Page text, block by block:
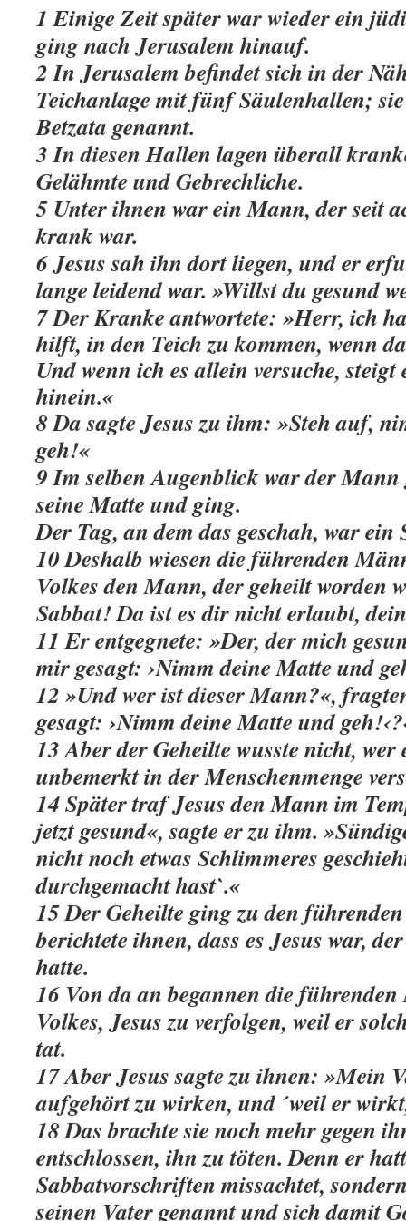
1 Einige Zeit später war wieder ein
ging nach Jerusalem hinauf.
2 In Jerusalem befindet sich in der
Teichanlage mit fünf Säulenhallen;
Betzata genannt.
3 In diesen Hallen lagen überall
Gelähmte und Gebrechliche.
5 Unter ihnen war ein Mann, der seit
krank war.
6 Jesus sah ihn dort liegen, und er
lange leidend war. »Willst du gesund
7 Der Kranke antwortete: »Herr, ich
hilft, in den Teich zu kommen, wenn
Und wenn ich es allein versuche, steigt
hinein.«
8 Da sagte Jesus zu ihm: »Steh auf,
geh!«
9 Im selben Augenblick war der
seine Matte und ging.
Der Tag, an dem das geschah, war ein
10 Deshalb wiesen die führenden
Volkes den Mann, der geheilt worden
Sabbat! Da ist es dir nicht erlaubt,
11 Er entgegnete: »Der, der mich
mir gesagt: ›Nimm deine Matte und
12 »Und wer ist dieser Mann?«,
gesagt: ›Nimm deine Matte und
13 Aber der Geheilte wusste nicht, wer
unbemerkt in der Menschenmenge
14 Später traf Jesus den Mann im
jetzt gesund«, sagte er zu ihm.
nicht noch etwas Schlimmeres
durchgemacht hast`.«
15 Der Geheilte ging zu den
berichtete ihnen, dass es Jesus war,
hatte.
16 Von da an begannen die
Volkes, Jesus zu verfolgen, weil er
tat.
17 Aber Jesus sagte zu ihnen: »Mein
aufgehört zu wirken, und ´weil er
18 Das brachte sie noch mehr gegen
entschlossen, ihn zu töten. Denn er
Sabbatvorschriften missachtet,
seinen Vater genannt und sich damit